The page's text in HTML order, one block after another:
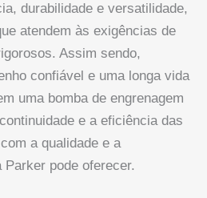
durabilidade e versatilidade,
atendem às exigências de
Assim sendo,
confiável e uma longa vida
uma bomba de engrenagem
e a eficiência das
a qualidade e a
pode oferecer.